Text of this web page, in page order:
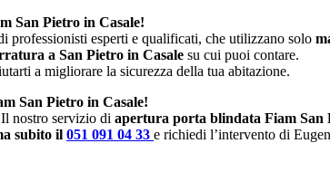
San Pietro in Casale!
professionisti esperti e qualificati, che utilizzano solo
a San Pietro in Casale su cui puoi contare.
a migliorare la sicurezza della tua abitazione.
San Pietro in Casale!
nostro servizio di apertura porta blindata Fiam San
subito il 051 091 04 33 e richiedi l’intervento di